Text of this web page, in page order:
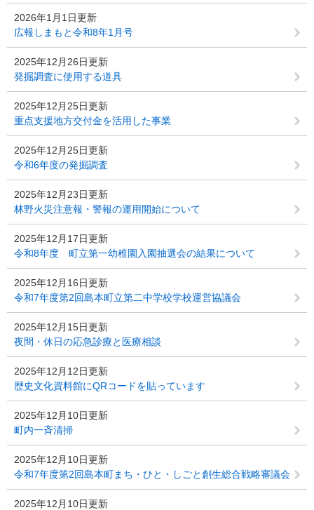
2026年1月1日更新
広報しまもと令和8年1月号
2025年12月26日更新
発掘調査に使用する道具
2025年12月25日更新
重点支援地方交付金を活用した事業
2025年12月25日更新
令和6年度の発掘調査
2025年12月23日更新
林野火災注意報・警報の運用開始について
2025年12月17日更新
令和8年度 町立第一幼稚園入園抽選会の結果について
2025年12月16日更新
令和7年度第2回島本町立第二中学校学校運営協議会
2025年12月15日更新
夜間・休日の応急診療と医療相談
2025年12月12日更新
歴史文化資料館にQRコードを貼っています
2025年12月10日更新
町内一斉清掃
2025年12月10日更新
令和7年度第2回島本町まち・ひと・しごと創生総合戦略審議会
2025年12月10日更新